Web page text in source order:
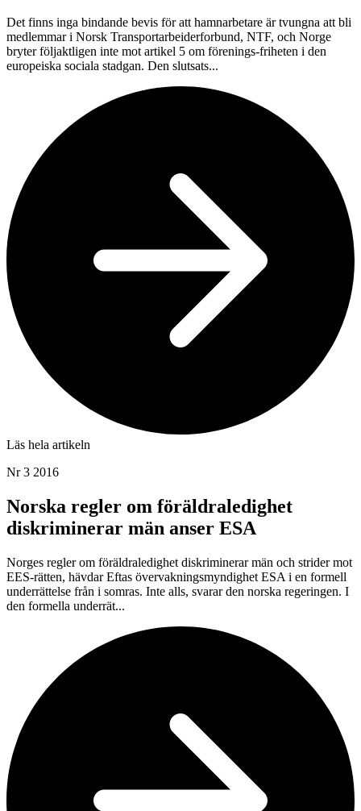
Det finns inga bindande bevis för att hamnarbetare är tvungna att bli
medlemmar i Norsk Transportarbeiderforbund, NTF, och Norge
bryter följaktligen inte mot artikel 5 om förenings-friheten i den
europeiska sociala stadgan. Den slutsats...
Läs hela artikeln
Nr 3 2016
Norska regler om föräldraledighet
diskriminerar män anser ESA
Norges regler om föräldraledighet diskriminerar män och strider mot
EES-rätten, hävdar Eftas övervakningsmyndighet ESA i en formell
underrättelse från i somras. Inte alls, svarar den norska regeringen. I
den formella underrät...